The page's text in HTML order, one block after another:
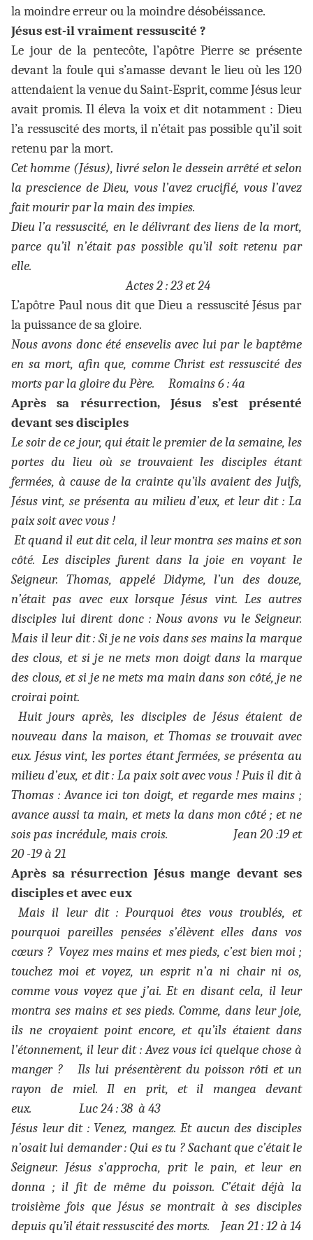
la moindre erreur ou la moindre désobéissance.
Jésus est-il vraiment ressuscité ?
Le jour de la pentecôte, l’apôtre Pierre se présente
devant la foule qui s’amasse devant le lieu où les 120
attendaient la venue du Saint-Esprit, comme Jésus leur
avait promis. Il éleva la voix et dit notamment : Dieu
l’a ressuscité des morts, il n’était pas possible qu’il soit
retenu par la mort.
Cet homme (Jésus), livré selon le dessein arrêté et selon
la prescience de Dieu, vous l’avez crucifié, vous l’avez
fait mourir par la main des impies.
Dieu l’a ressuscité, en le délivrant des liens de la mort,
parce qu’il n’était pas possible qu’il soit retenu par
elle.
Actes 2 : 23 et 24
L’apôtre Paul nous dit que Dieu a ressuscité Jésus par
la puissance de sa gloire.
Nous avons donc été ensevelis avec lui par le baptême
en sa mort, afin que, comme Christ est ressuscité des
morts par la gloire du Père. Romains 6 : 4a
Après sa résurrection, Jésus s’est présenté
devant ses disciples
Le soir de ce jour, qui était le premier de la semaine, les
portes du lieu où se trouvaient les disciples étant
fermées, à cause de la crainte qu’ils avaient des Juifs,
Jésus vint, se présenta au milieu d’eux, et leur dit : La
paix soit avec vous !
Et quand il eut dit cela, il leur montra ses mains et son
côté. Les disciples furent dans la joie en voyant le
Seigneur. Thomas, appelé Didyme, l’un des douze,
n’était pas avec eux lorsque Jésus vint. Les autres
disciples lui dirent donc : Nous avons vu le Seigneur.
Mais il leur dit : Si je ne vois dans ses mains la marque
des clous, et si je ne mets mon doigt dans la marque
des clous, et si je ne mets ma main dans son côté, je ne
croirai point.
Huit jours après, les disciples de Jésus étaient de
nouveau dans la maison, et Thomas se trouvait avec
eux. Jésus vint, les portes étant fermées, se présenta au
milieu d’eux, et dit : La paix soit avec vous ! Puis il dit à
Thomas : Avance ici ton doigt, et regarde mes mains ;
avance aussi ta main, et mets la dans mon côté ; et ne
sois pas incrédule, mais crois. Jean 20 :19 et
20 -19 à 21
Après sa résurrection Jésus mange devant ses
disciples et avec eux
Mais il leur dit : Pourquoi êtes vous troublés, et
pourquoi pareilles pensées s’élèvent elles dans vos
cœurs ? Voyez mes mains et mes pieds, c’est bien moi ;
touchez moi et voyez, un esprit n’a ni chair ni os,
comme vous voyez que j’ai. Et en disant cela, il leur
montra ses mains et ses pieds. Comme, dans leur joie,
ils ne croyaient point encore, et qu’ils étaient dans
l’étonnement, il leur dit : Avez vous ici quelque chose à
manger ? Ils lui présentèrent du poisson rôti et un
rayon de miel. Il en prit, et il mangea devant
eux. Luc 24 : 38 à 43
Jésus leur dit : Venez, mangez. Et aucun des disciples
n’osait lui demander : Qui es tu ? Sachant que c’était le
Seigneur. Jésus s’approcha, prit le pain, et leur en
donna ; il fit de même du poisson. C’était déjà la
troisième fois que Jésus se montrait à ses disciples
depuis qu’il était ressuscité des morts. Jean 21 : 12 à 14